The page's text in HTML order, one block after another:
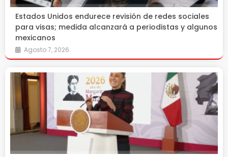
Estados Unidos endurece revisión de redes sociales
para visas; medida alcanzará a periodistas y algunos
mexicanos
Agosto 7, 2026